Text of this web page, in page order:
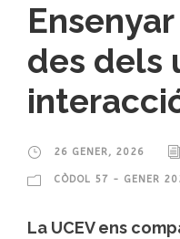
des dels
26 GENER, 2026
CÒDOL 57 - GENER
La UCEV ens